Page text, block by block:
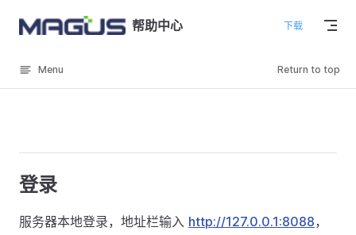
Skip to content 帮助中心 下载
Menu Return to top
登录
服务器本地登录，地址栏输入 http://127.0.0.1:8088，